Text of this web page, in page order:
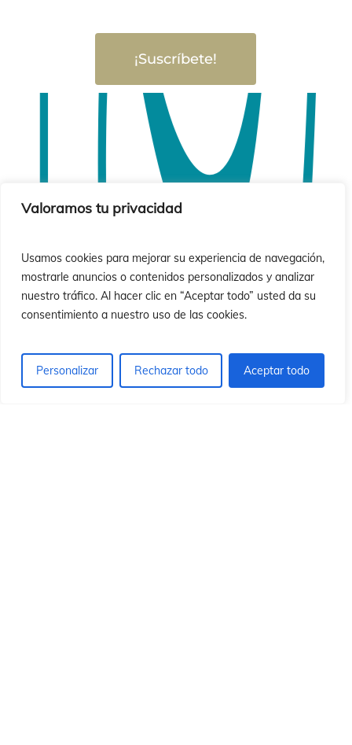
Valoramos tu privacidad
Usamos cookies para mejorar su experiencia de navegación,
mostrarle anuncios o contenidos personalizados y analizar
nuestro tráfico. Al hacer clic en “Aceptar todo” usted da su
consentimiento a nuestro uso de las cookies.
Personalizar Rechazar todo Aceptar todo
¡Suscríbete!